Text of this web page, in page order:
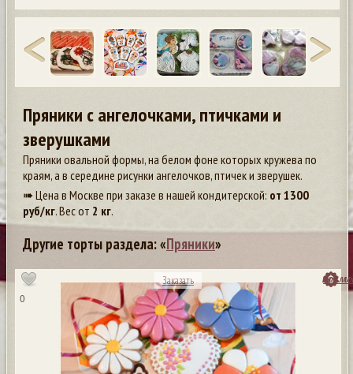
Пряники с ангелочками, птичками и
зверушками
Пряники овальной формы, на белом фоне которых кружева по
краям, а в середине рисунки ангелочков, птичек и зверушек.
➠ Цена в Москве при заказе в нашей кондитерской: от 1300
руб/кг. Вес от 2 кг.
Другие торты раздела: «Пряники»
0
Заказать